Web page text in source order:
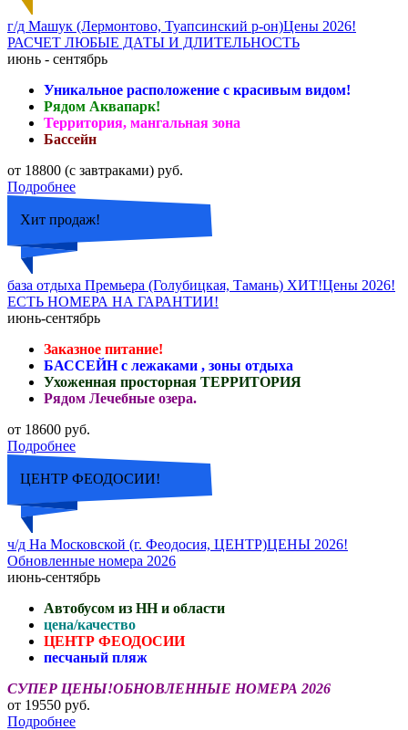
г/д Машук (Лермонтово, Туапсинский р-он)Цены 2026!
РАСЧЕТ ЛЮБЫЕ ДАТЫ И ДЛИТЕЛЬНОСТЬ
июнь - сентябрь
Уникальное расположение с красивым видом!
Рядом Аквапарк!
Территория, мангальная зона
Бассейн
от 18800 (с завтраками) руб.
Подробнее
Хит продаж!
база отдыха Премьера (Голубицкая, Тамань) ХИТ!Цены 2026!
ЕСТЬ НОМЕРА НА ГАРАНТИИ!
июнь-сентябрь
Заказное питание!
БАССЕЙН с лежаками , зоны отдыха
Ухоженная просторная ТЕРРИТОРИЯ
Рядом Лечебные озера.
от 18600 руб.
Подробнее
ЦЕНТР ФЕОДОСИИ!
ч/д На Московской (г. Феодосия, ЦЕНТР)ЦЕНЫ 2026!
Обновленные номера 2026
июнь-сентябрь
Автобусом из НН и области
цена/качество
ЦЕНТР ФЕОДОСИИ
песчаный пляж
СУПЕР ЦЕНЫ!ОБНОВЛЕННЫЕ НОМЕРА 2026
от 19550 руб.
Подробнее